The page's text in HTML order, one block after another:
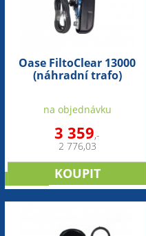
Oase FiltoClear 13000
(náhradní trafo)
na objednávku
3 359,-
2 776,03